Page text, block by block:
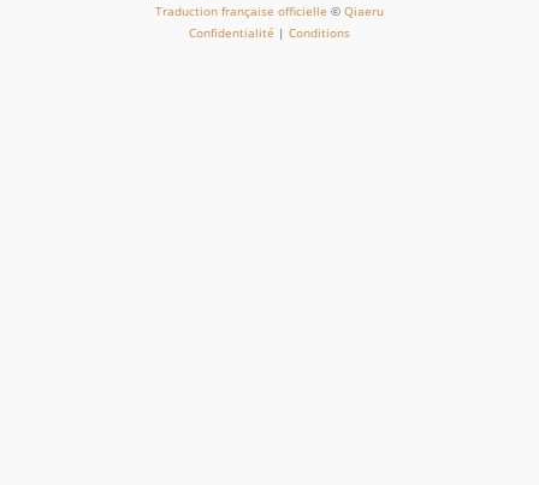
Traduction française officielle © Qiaeru
Confidentialité | Conditions